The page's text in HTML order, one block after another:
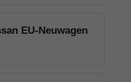
EU-Neuwagen